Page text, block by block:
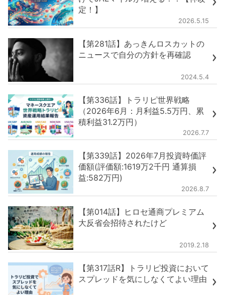
定！】
2026.5.15
【第281話】あっきんロスカットの
ニュースで自分の方針を再確認
2024.5.4
【第336話】トラリピ世界戦略
（2026年6月：月利益5.5万円、累
積利益31.2万円）
2026.7.7
【第339話】2026年7月投資時価評
価額(評価額:1619万2千円 通算損
益:582万円)
2026.8.7
【第014話】ヒロセ通商プレミアム
大反省会招待されたけど
2019.2.18
【第317話R】トラリピ投資において
スプレッドを気にしなくてよい理由